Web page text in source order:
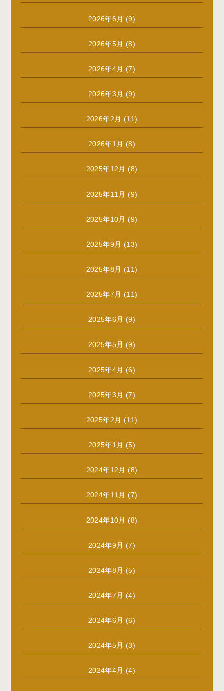
2026年6月 (9)
2026年5月 (8)
2026年4月 (7)
2026年3月 (9)
2026年2月 (11)
2026年1月 (8)
2025年12月 (8)
2025年11月 (9)
2025年10月 (9)
2025年9月 (13)
2025年8月 (11)
2025年7月 (11)
2025年6月 (9)
2025年5月 (9)
2025年4月 (6)
2025年3月 (7)
2025年2月 (11)
2025年1月 (5)
2024年12月 (8)
2024年11月 (7)
2024年10月 (8)
2024年9月 (7)
2024年8月 (5)
2024年7月 (4)
2024年6月 (6)
2024年5月 (3)
2024年4月 (4)